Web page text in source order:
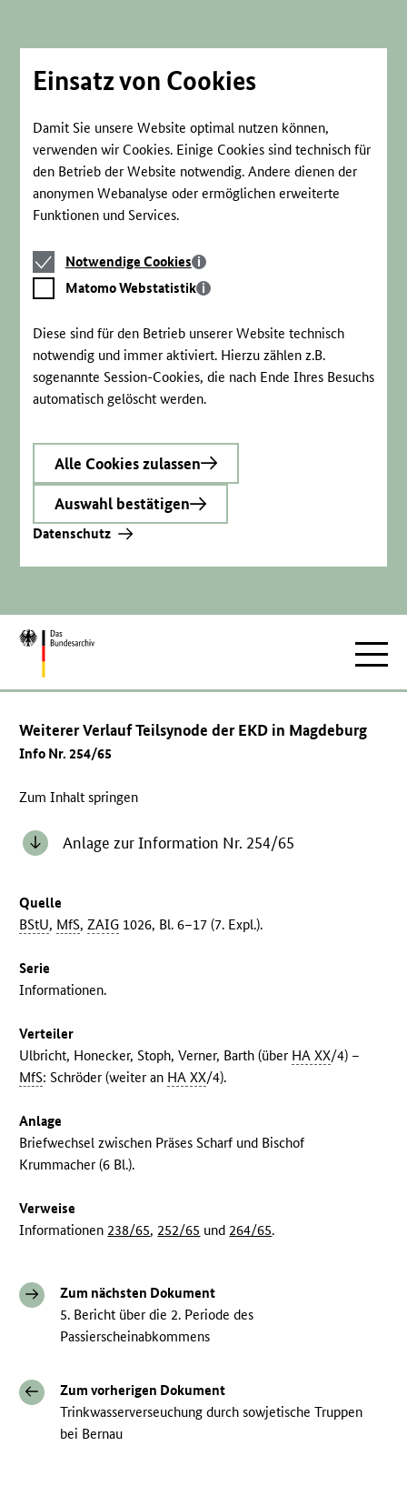
Einsatz von Cookies
Damit Sie unsere Website optimal nutzen können,
verwenden wir Cookies. Einige Cookies sind technisch für
den Betrieb der Website notwendig. Andere dienen der
anonymen Webanalyse oder ermöglichen erweiterte
Funktionen und Services.
Notwendige
Cookies
Notwendige Cookies
Matomo
Webstatistik
Matomo Webstatistik
Diese sind für den Betrieb unserer Website technisch
notwendig und immer aktiviert. Hierzu zählen z.B.
sogenannte Session-Cookies, die nach Ende Ihres Besuchs
automatisch gelöscht werden.
Alle Cookies zulassen
Auswahl bestätigen
Datenschutz
Zur
Weiterer Verlauf Teilsynode der EKD in Magdeburg
Info Nr. 254/65
Zum Inhalt springen
Anlage zur Information Nr. 254/65
Quelle
BStU, MfS,ZAIG 1026, Bl. 6–17 (7. Expl.).
Serie
Informationen.
Verteiler
Ulbricht, Honecker, Stoph, Verner, Barth (über HA XX/4) –
MfS: Schröder (weiter an HA XX/4).
Anlage
Briefwechsel zwischen Präses Scharf und Bischof
Krummacher (6 Bl.).
Verweise
Informationen 238/65, 252/65 und 264/65.
Zum nächsten Dokument
5. Bericht über die 2. Periode des
Passierscheinabkommens
Zum vorherigen Dokument
Trinkwasserverseuchung durch sowjetische Truppen
bei Bernau